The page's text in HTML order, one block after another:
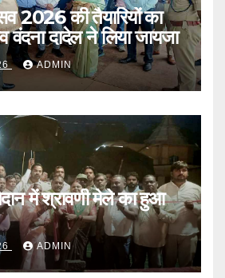
2026 की तैयारियों का
वंदना दादेल ने लिया जायजा
ADMIN
में श्रावणी मेले का हुआ
ADMIN